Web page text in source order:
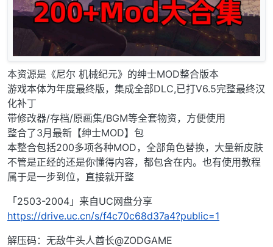
本资源是《尼尔 机械纪元》的绅士MOD整合版本
游戏本体为年度最终版，集成全部DLC,已打V6.5完整最终汉
化补丁
带修改器/存档/原画集/BGM等全套物资，方便使用
整合了3月最新【绅士MOD】包
本整合包括200多项各种MOD，全部角色替换，大量新皮肤
不管是正经的还是你懂得内容，都包含在内。也有使用教程
属于是一步到位，直接就开整
「2503-2004」来自UC网盘分享
https://drive.uc.cn/s/f4c70c68d37a4?public=1
解压码：无敌牛头人酋长@ZODGAME